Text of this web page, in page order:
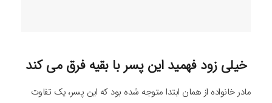
خیلی زود فهمید این پسر با بقیه فرق می کند
مادر خانواده از همان ابتدا متوجه شده بود که این پسر، یک تفاوت